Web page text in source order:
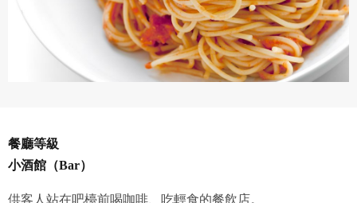
餐廳等級
小酒館（Bar）
供客人站在吧檯前喝咖啡、吃輕食的餐飲店。
還沒有註冊帳號嗎？點擊立刻註冊
已經有註冊帳號了嗎？點擊立刻登入
三、著作權授權
會員得於本系統內使用授權內容，除經著作權人有標示採取
創用CC授權或其他授權者，會員不得重製、轉載、散布或類
似方法流通授權內容。
會員使用本系統之費用，由吉寶系統公司定之並按月收取。
吉寶系統公司得不定期公告與調整費用。
四、會員授權
同意上述條款，確定註冊